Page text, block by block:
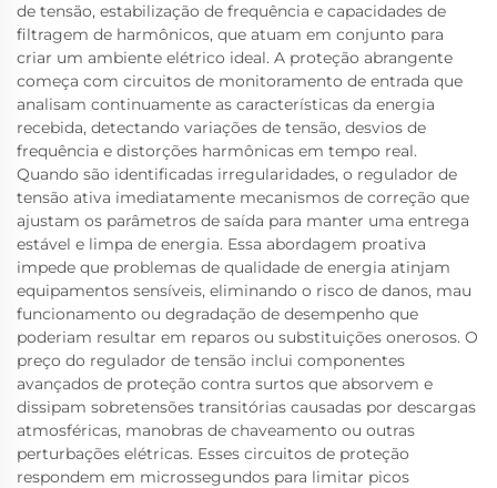
de tensão, estabilização de frequência e capacidades de
filtragem de harmônicos, que atuam em conjunto para
criar um ambiente elétrico ideal. A proteção abrangente
começa com circuitos de monitoramento de entrada que
analisam continuamente as características da energia
recebida, detectando variações de tensão, desvios de
frequência e distorções harmônicas em tempo real.
Quando são identificadas irregularidades, o regulador de
tensão ativa imediatamente mecanismos de correção que
ajustam os parâmetros de saída para manter uma entrega
estável e limpa de energia. Essa abordagem proativa
impede que problemas de qualidade de energia atinjam
equipamentos sensíveis, eliminando o risco de danos, mau
funcionamento ou degradação de desempenho que
poderiam resultar em reparos ou substituições onerosos. O
preço do regulador de tensão inclui componentes
avançados de proteção contra surtos que absorvem e
dissipam sobretensões transitórias causadas por descargas
atmosféricas, manobras de chaveamento ou outras
perturbações elétricas. Esses circuitos de proteção
respondem em microssegundos para limitar picos